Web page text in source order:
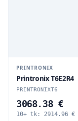
PRINTRONIX
Printronix T6E2R4
PRINTRONIXT6
3068.38 €
10+ tk: 2914.96 €